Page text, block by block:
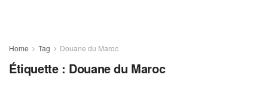
Home Tag Douane du Maroc
Étiquette : Douane du Maroc